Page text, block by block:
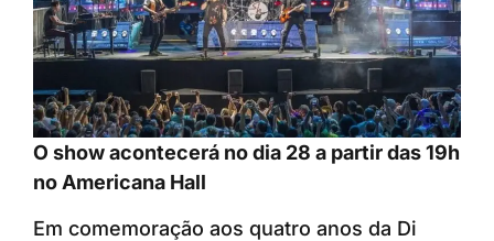
O show acontecerá no dia 28 a partir das 19h
no Americana Hall
Em comemoração aos quatro anos da Di